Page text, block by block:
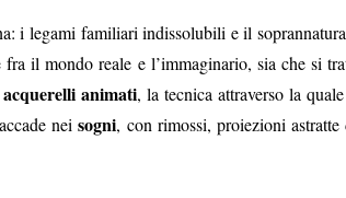
i legami familiari indissolubili e il
il mondo reale e l’immaginario, sia che si
acquerelli animati, la tecnica attraverso la
neisogni, con rimossi, proiezioni astratte